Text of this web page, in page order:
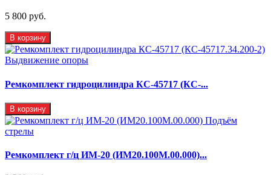
5 800 руб.
В корзину
Ремкомплект гидроцилиндра КС-45717 (КС-...
В корзину
Ремкомплект г/ц ИМ-20 (ИМ20.100М.00.000)...